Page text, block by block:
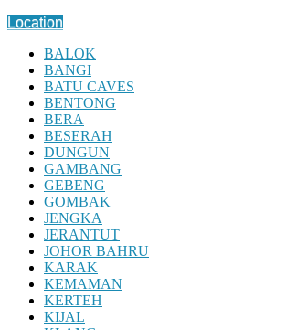
Location
BALOK
BANGI
BATU CAVES
BENTONG
BERA
BESERAH
DUNGUN
GAMBANG
GEBENG
GOMBAK
JENGKA
JERANTUT
JOHOR BAHRU
KARAK
KEMAMAN
KERTEH
KIJAL